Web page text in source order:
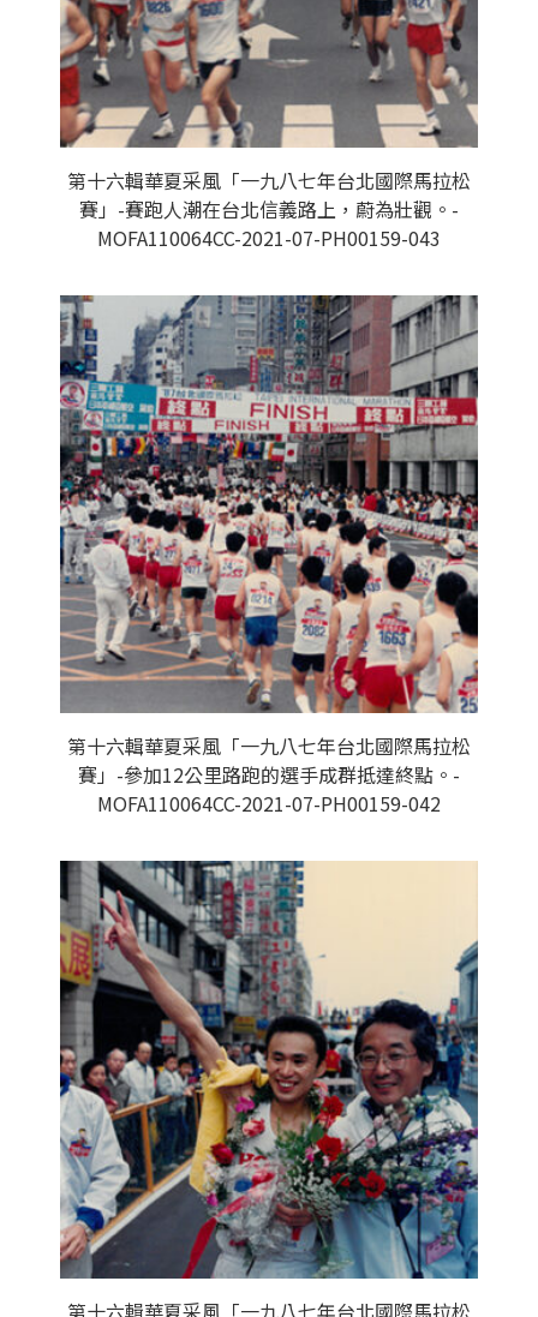
第十六輯華夏采風「一九八七年台北國際馬拉松
賽」-賽跑人潮在台北信義路上，蔚為壯觀。-
MOFA110064CC-2021-07-PH00159-043
第十六輯華夏采風「一九八七年台北國際馬拉松
賽」-參加12公里路跑的選手成群抵達終點。-
MOFA110064CC-2021-07-PH00159-042
第十六輯華夏采風「一九八七年台北國際馬拉松